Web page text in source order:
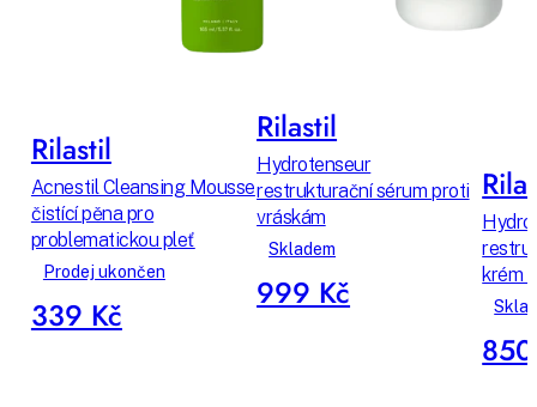
Rilastil
Acnestil Cleansing Mousse
čistící pěna pro
problematickou pleť
Prodej ukončen
339 Kč
Rilastil
Hydrotenseur
restrukturační sérum proti
vráskám
Skladem
999 Kč
krém